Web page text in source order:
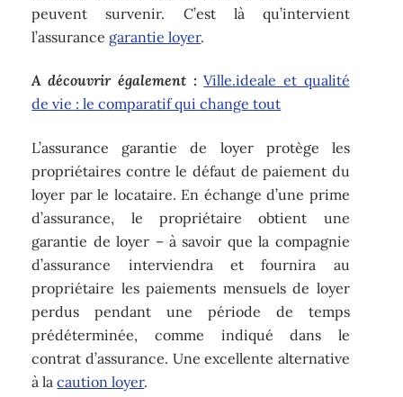
peuvent survenir. C’est là qu’intervient
l’assurance garantie loyer.
A découvrir également : Ville.ideale et qualité
de vie : le comparatif qui change tout
L’assurance garantie de loyer protège les
propriétaires contre le défaut de paiement du
loyer par le locataire. En échange d’une prime
d’assurance, le propriétaire obtient une
garantie de loyer – à savoir que la compagnie
d’assurance interviendra et fournira au
propriétaire les paiements mensuels de loyer
perdus pendant une période de temps
prédéterminée, comme indiqué dans le
contrat d’assurance. Une excellente alternative
à lacaution loyer.